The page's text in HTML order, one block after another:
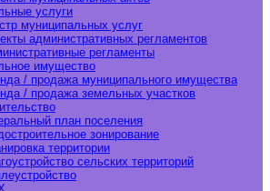
услуги
муниципальных услуг
административных регламентов
регламенты
имущество
/ продажа муниципального имущества
/ продажа земельных участков
план поселения
зонирование
территории
сельских территорий